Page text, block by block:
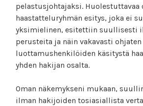
pelastusjohtajaksi. Huolestuttavaa
haastatteluryhmän esitys, joka ei
yksimielinen, esitettiin suullisesti
perusteita ja näin vakavasti ohjaten
luottamushenkilöiden käsitystä
yhden hakijan osalta.
Oman näkemykseni mukaan,
ilman hakijoiden tosiasiallista